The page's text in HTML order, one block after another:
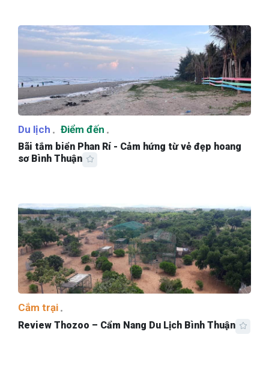
Du lịch Điểm đến
Bãi tắm biển Phan Rí - Cảm hứng từ vẻ đẹp hoang
sơ Bình Thuận
Cắm trại
Review Thozoo – Cẩm Nang Du Lịch Bình Thuận